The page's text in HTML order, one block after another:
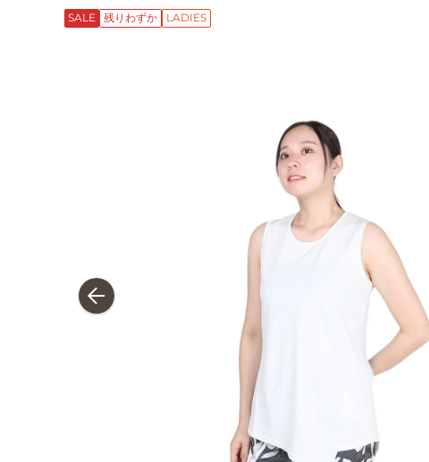
SALE 残りわずか LADIES